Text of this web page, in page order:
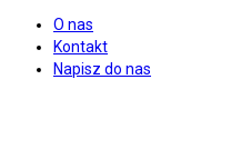
O nas
Kontakt
Napisz do nas